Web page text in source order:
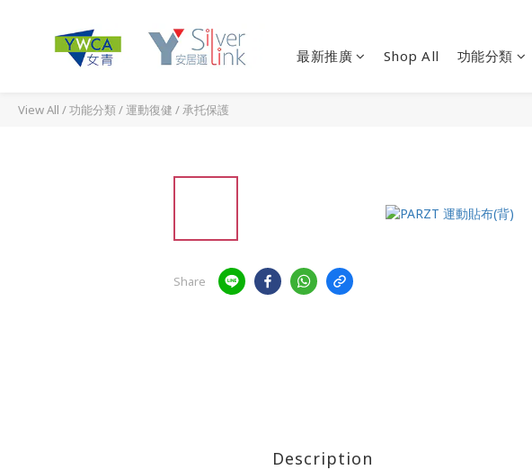
最新推廣 Shop All 功能分類
View All /功能分類/運動復健 /承托保護
Share
Description